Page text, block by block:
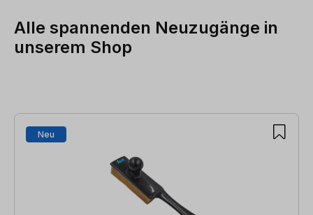
Alle spannenden Neuzugänge in
unserem Shop
Neu